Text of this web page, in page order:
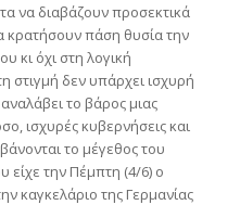
να διαβάζουν προσεκτικά
πάση θυσία την
κι όχι στη λογική
στιγμή δεν υπάρχει ισχυρή
το βάρος μιας
ισχυρές κυβερνήσεις και
το μέγεθος του
είχε την Πέμπτη (4/6) ο
καγκελάριο της Γερμανίας